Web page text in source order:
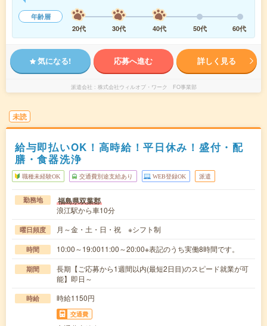
年齢層
20代
30代 40代 50代 60代
気になる! 応募へ進む 詳しく見る
派遣会社 株式会社ウィルオブ・ワーク FO事業部
未読
給与即払いOK！高時給！平日休み！盛付・配
膳・食器洗浄
職種未経験OK 交通費別途支給あり WEB登録OK 派遣
勤務地 福島県双葉郡
浪江駅から車10分
曜日頻度 月～金・土・日・祝 ※シフト制
時間 10:00～19:0011:00～20:00※表記のうち実働8時間です。
期間
長期【ご応募から1週間以内(最短2日目)のスピード就業が可
能】即日～
時給 時給1150円
交通費